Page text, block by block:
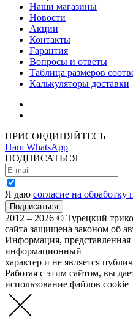
Наши магазины
Новости
Акции
Контакты
Гарантия
Вопросы и ответы
Таблица размеров
Калькуляторы доставки
ПРИСОЕДИНЯЙТЕСЬ
Наш WhatsApp
ПОДПИСАТЬСЯ
Я даю согласие на
2012 – 2026 © Турецкий
сайта защищена законом об
Информация, представленная
информационный
характер и не является
Работая с этим сайтом, вы
использование файлов cookie